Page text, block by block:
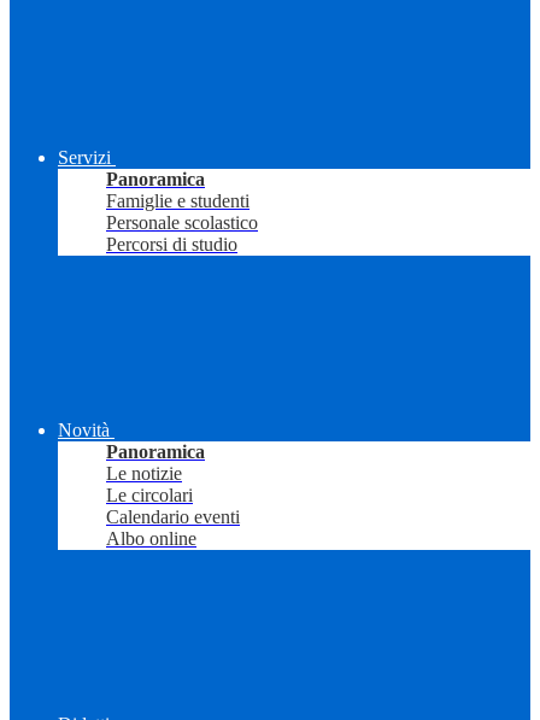
Servizi
Panoramica
Famiglie e studenti
Personale scolastico
Percorsi di studio
Novità
Panoramica
Le notizie
Le circolari
Calendario eventi
Albo online